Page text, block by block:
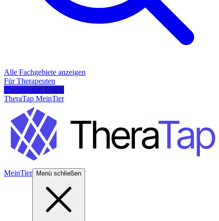
Alle Fachgebiete anzeigen
Für Therapeuten
Therapeuten finden
TheraTap MeinTier
MeinTier Menü schließen